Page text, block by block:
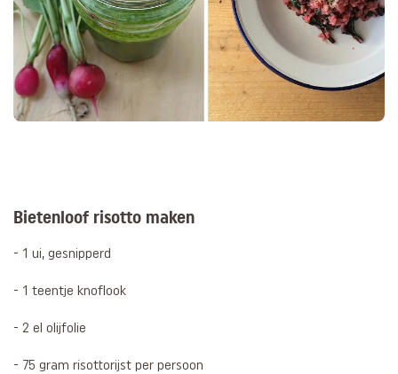
Bietenloof risotto maken
- 1 ui, gesnipperd
- 1 teentje knoflook
- 2 el olijfolie
- 75 gram risottorijst per persoon